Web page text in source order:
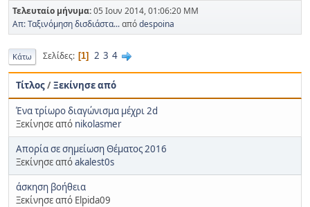
Τελευταίο μήνυμα:05 Ιουν 2014, 01:06:20 ΜΜ
Απ: Ταξινόμηση δισδιάστα...απόdespoina
Κάτω Σελίδες 1 2 3 4
Τίτλος/Ξεκίνησε από
Ένα τρίωρο διαγώνισμα μέχρι 2d
Ξεκίνησε από nikolasmer
Απορία σε σημείωση Θέματος 2016
Ξεκίνησε απόakalest0s
άσκηση βοήθεια
Ξεκίνησε από Elpida09